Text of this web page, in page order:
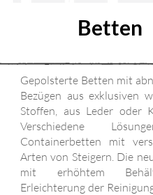
Betten
Gepolsterte Betten mit
Bezügen aus exklusiven
Stoffen, aus Leder oder
Verschiedene
Containerbetten mit
Arten von Steigern. Die
mit erhöhtem
Erleichterung der